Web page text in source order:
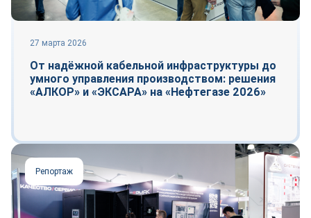
27 марта 2026
От надёжной кабельной инфраструктуры до
умного управления производством: решения
«АЛКОР» и «ЭКСАРА» на «Нефтегазе 2026»
Репортаж